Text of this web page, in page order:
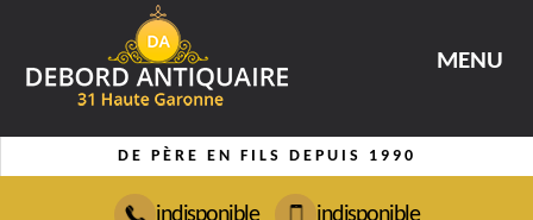
MENU
DE PÈRE EN FILS DEPUIS 1990
indisponible indisponible